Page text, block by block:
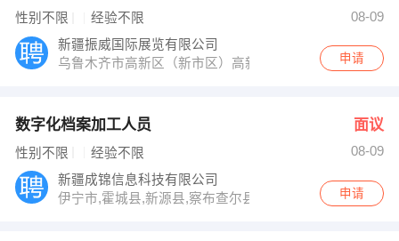
性别不限 经验不限
08-09
新疆振威国际展览有限公司
乌鲁木齐市高新区（新市区）高新街258号数码港大厦
申请
数字化档案加工人员 面议
性别不限 经验不限
08-09
新疆成锦信息科技有限公司
伊宁市,霍城县,新源县,察布查尔县,特克斯县
申请